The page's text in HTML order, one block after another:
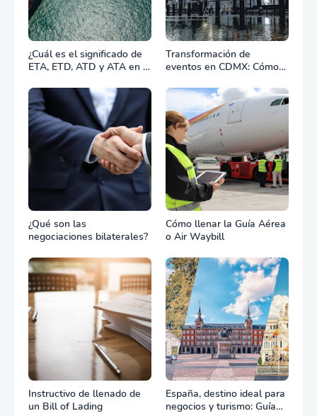
¿Cuál es el significado de
ETA, ETD, ATD y ATA en el
Transformación de
eventos en CDMX: Cómo
equipos define el éxito de
tu celebración
¿Qué son las
negociaciones bilaterales?
Cómo llenar la Guía Aérea
o Air Waybill
Instructivo de llenado de
un Bill of Lading
España, destino ideal para
negocios y turismo: Guía